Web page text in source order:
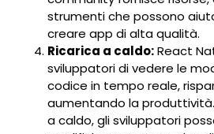
strumenti che possono
creare app di alta qualità.
Ricarica a caldo:React
sviluppatori di vedere le
codice in tempo reale,
aumentando la
a caldo, gli sviluppatori